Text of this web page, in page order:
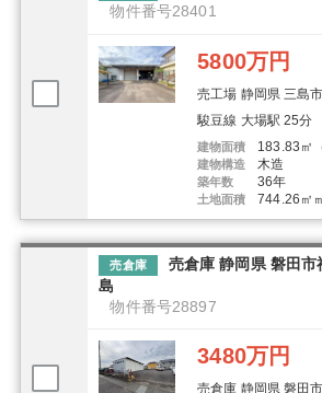
物件番号28401
5800万円
売工場 静岡県 三島
駿豆線 大場駅 25分
建物面積 183.83㎡
建物構造 木造
築年数 36年
土地面積 744.26㎡
売倉庫
売倉庫 静岡県 磐田市
島
物件番号28897
3480万円
売倉庫 静岡県 磐田